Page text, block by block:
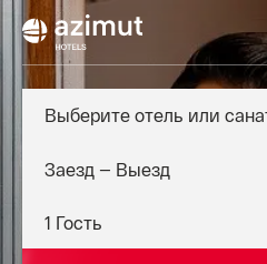
Выберите отель или